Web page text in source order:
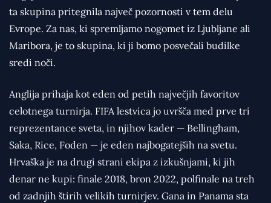
ta skupina pritegnila največ pozornosti v tem delu
Evrope. Za nas, ki spremljamo nogomet iz Ljubljane ali
Maribora, je to skupina, ki ji bomo posvečali budilke
sredi noči.
Anglija prihaja kot eden od petih največjih favoritov
celotnega turnirja. FIFA lestvica jo uvršča med prve tri
reprezentance sveta, in njihov kader — Bellingham,
Saka, Rice, Foden — je eden najbogatejših na svetu.
Hrvaška je na drugi strani ekipa z izkušnjami, ki jih
denar ne kupi: finale 2018, bron 2022, polfinale na treh
od zadnjih štirih velikih turnirjev. Gana in Panama sta